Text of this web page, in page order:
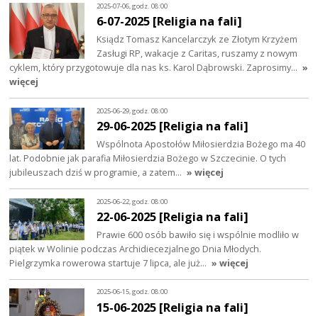
2025-07-06, godz. 08:00
6-07-2025 [Religia na fali]
Ksiądz Tomasz Kancelarczyk ze Złotym Krzyżem
Zasługi RP, wakacje z Caritas, ruszamy z nowym
cyklem, który przygotowuje dla nas ks. Karol Dąbrowski. Zaprosimy… »
więcej
2025-06-29, godz. 08:00
29-06-2025 [Religia na fali]
Wspólnota Apostołów Miłosierdzia Bożego ma 40
lat. Podobnie jak parafia Miłosierdzia Bożego w Szczecinie. O tych
jubileuszach dziś w programie, a zatem… » więcej
2025-06-22, godz. 08:00
22-06-2025 [Religia na fali]
Prawie 600 osób bawiło się i wspólnie modliło w
piątek w Wolinie podczas Archidiecezjalnego Dnia Młodych.
Pielgrzymka rowerowa startuje 7 lipca, ale już… » więcej
2025-06-15, godz. 08:00
15-06-2025 [Religia na fali]